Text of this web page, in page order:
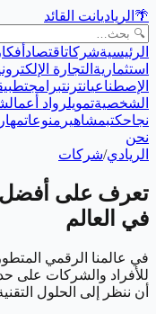
🌴 الرياديانت القائد
الرئيسيةشركاتاقتصاد أفكار
استثمارية التجارة
الإصطناعيانترنتبرامج
الشخصيةتمويلرواد أعمال
نجاحكتبمشاهير منوعات
نحن
الريادي/شركات
في العالم
في عالمنا الرقمي
للأفراد والشركات على
أن ننظر إلى الحلول